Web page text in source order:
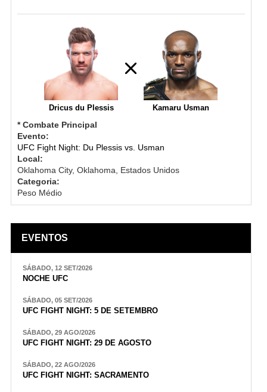
Dricus du Plessis Kamaru Usman
* Combate Principal
Evento:
UFC Fight Night: Du Plessis vs. Usman
Local:
Oklahoma City, Oklahoma, Estados Unidos
Categoria:
Peso Médio
EVENTOS
SÁBADO, 12 SET/2026
NOCHE UFC
SÁBADO, 05 SET/2026
UFC FIGHT NIGHT: 5 DE SETEMBRO
SÁBADO, 29 AGO/2026
UFC FIGHT NIGHT: 29 DE AGOSTO
SÁBADO, 22 AGO/2026
UFC FIGHT NIGHT: SACRAMENTO